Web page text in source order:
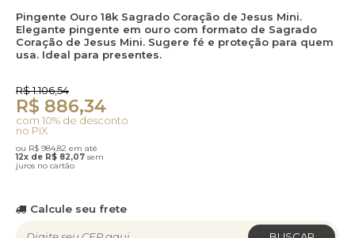
Pingente Ouro 18k Sagrado Coração de Jesus Mini.
Elegante pingente em ouro com formato de Sagrado
Coração de Jesus Mini. Sugere fé e proteção para quem
usa. Ideal para presentes.
R$ 1.106,54
R$ 886,34
com 10% de desconto
no PIX
ou R$ 984,82 em até
12x de R$ 82,07 sem
juros no cartão
Calcule seu frete